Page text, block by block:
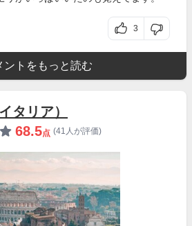
3
ントをもっと読む
タリア）
68.5点 (41人が評価)